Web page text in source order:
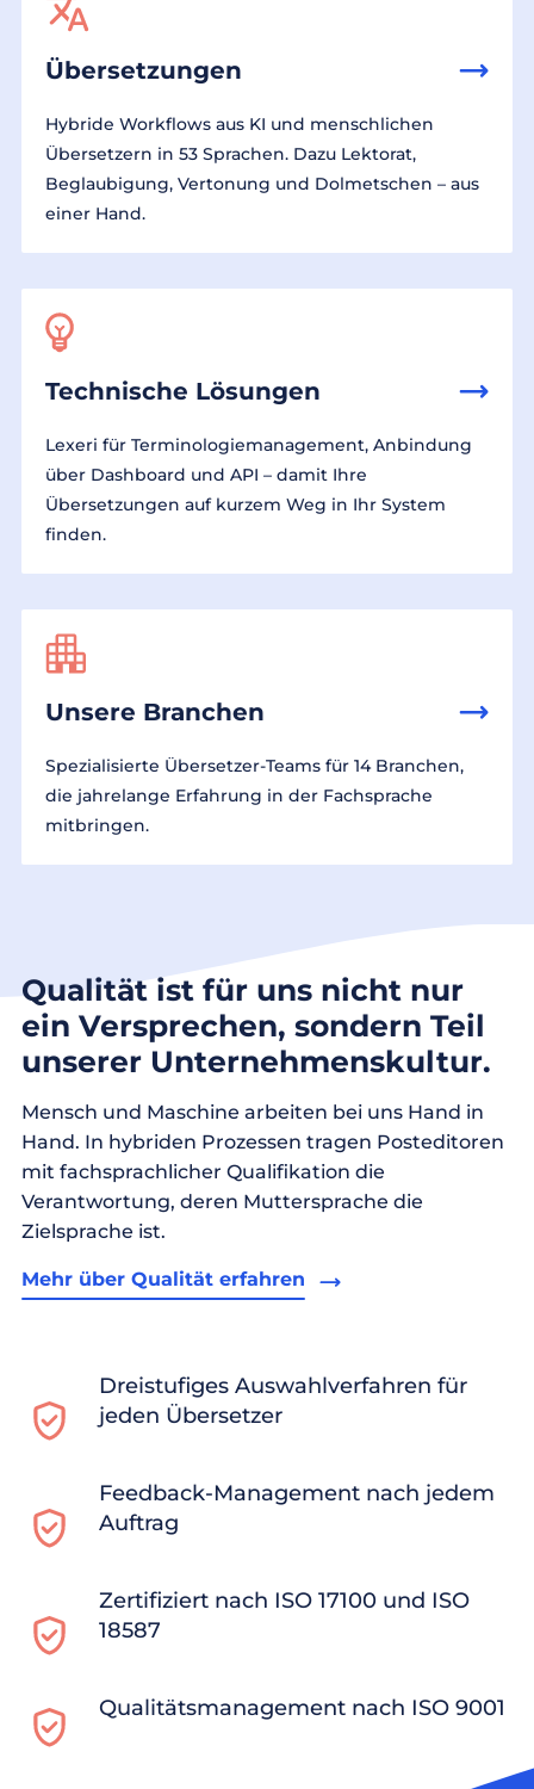
Übersetzungen
Hybride Workflows aus KI und menschlichen
Übersetzern in 53 Sprachen. Dazu Lektorat,
Beglaubigung, Vertonung und Dolmetschen – aus
einer Hand.
Technische Lösungen
Lexeri für Terminologiemanagement, Anbindung
über Dashboard und API – damit Ihre
Übersetzungen auf kurzem Weg in Ihr System
finden.
Unsere Branchen
Spezialisierte Übersetzer-Teams für 14 Branchen,
die jahrelange Erfahrung in der Fachsprache
mitbringen.
Qualität ist für uns nicht nur
ein Versprechen, sondern Teil
unserer Unternehmenskultur.
Mensch und Maschine arbeiten bei uns Hand in
Hand. In hybriden Prozessen tragen Posteditoren
mit fachsprachlicher Qualifikation die
Verantwortung, deren Muttersprache die
Zielsprache ist.
Mehr über Qualität erfahren
Dreistufiges Auswahlverfahren für
jeden Übersetzer
Feedback-Management nach jedem
Auftrag
Zertifiziert nach ISO 17100 und ISO
18587
Qualitätsmanagement nach ISO 9001